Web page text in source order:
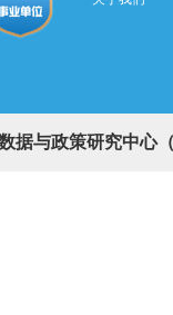
据与政策研究中心